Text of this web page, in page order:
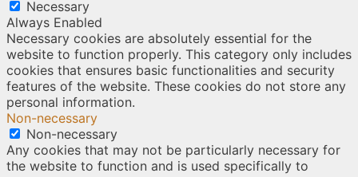
Necessary
Always Enabled
Necessary cookies are absolutely essential for the
website to function properly. This category only includes
cookies that ensures basic functionalities and security
features of the website. These cookies do not store any
personal information.
Non-necessary
Non-necessary
Any cookies that may not be particularly necessary for
the website to function and is used specifically to